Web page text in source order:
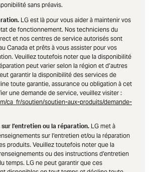
sans préavis.
LG est là pour vous aider à maintenir vos
de fonctionnement. Nos techniciens du
et nos centres de service autorisés sont
Canada et prêts à vous assister pour vos
Veuillez toutefois noter que la disponibilité
peut varier selon la région et d’autres
garantir la disponibilité des services de
toute garantie, assurance ou obligation à cet
une demande de service, veuillez visiter :
ca_fr/soutien/soutien-aux-produits/demande-
sur l’entretien ou la réparation. LG met à
sur l’entretien et/ou la réparation
produits. Veuillez toutefois noter que la
ou des instructions d’entretien
temps. LG ne peut garantir que ces